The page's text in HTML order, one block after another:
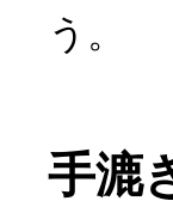
う。
手漉